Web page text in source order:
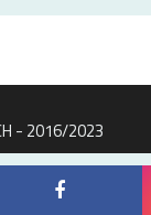
- 2016/2023